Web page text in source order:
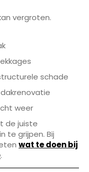
vergroten.
schade
weer
de juiste
te grijpen. Bij
wat te doen bij
.